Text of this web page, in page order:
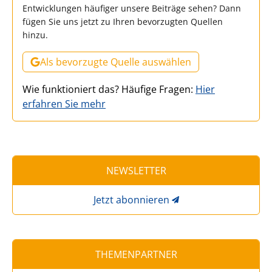
Entwicklungen häufiger unsere Beiträge sehen? Dann
fügen Sie uns jetzt zu Ihren bevorzugten Quellen
hinzu.
Als bevorzugte Quelle auswählen
Wie funktioniert das? Häufige Fragen: Hier
erfahren Sie mehr
NEWSLETTER
Jetzt abonnieren
THEMENPARTNER